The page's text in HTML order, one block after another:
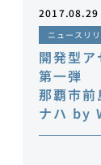
2017.08.29
ニュースリ
開発型
第一弾
那覇市前
ナハ by